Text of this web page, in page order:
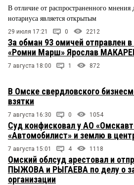
В отличие от распространенного
нотариуса является открытым
29 июля 17:21 0 2212
За обман 93 омичей отправлен
«Ромни Марш» Ярослав
7 августа 18:00 1 872
В Омске свердловского
взятки
7 августа 16:30 0 1054
Суд конфисковал у АО
«Автомобилист» и землю в
7 августа 15:01 4 1118
Омский облсуд арестовал и
ПЫЖОВА и РЫГАЕВА по делу о
организации